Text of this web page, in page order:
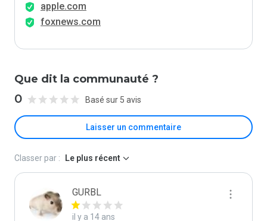
apple.com
foxnews.com
Que dit la communauté ?
0 Basé sur 5 avis
Laisser un commentaire
Classer par : Le plus récent
GURBL
il y a 14 ans